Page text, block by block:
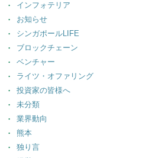
インフォテリア
お知らせ
シンガポールLIFE
ブロックチェーン
ベンチャー
ライツ・オファリング
投資家の皆様へ
未分類
業界動向
熊本
独り言